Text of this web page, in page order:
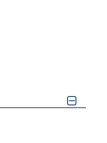
ANGESEHENE